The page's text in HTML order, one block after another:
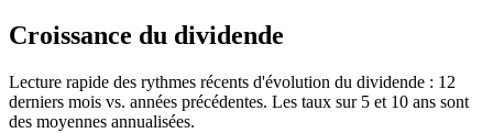
Croissance du dividende
Lecture rapide des rythmes récents d'évolution du dividende : 12
derniers mois vs. années précédentes. Les taux sur 5 et 10 ans sont
des moyennes annualisées.